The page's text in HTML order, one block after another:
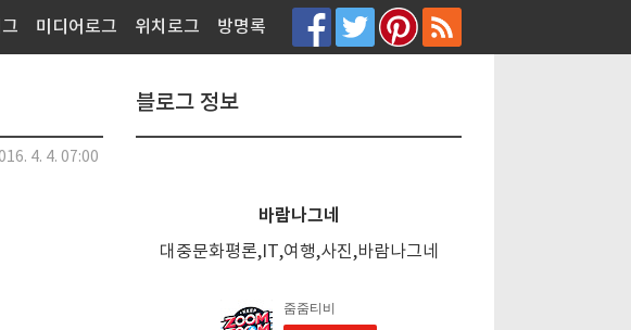
미디어로그 위치로그 방명록
4. 4. 07:00
블로그 정보
바람나그네
대중문화평론,IT,여행,사진,바람나그네